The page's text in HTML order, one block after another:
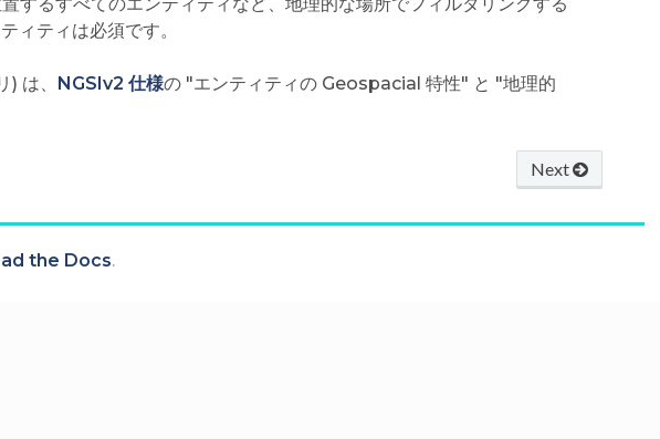
ィティは必須です。
は、 NGSIv2 仕様の "エンティティの Geospacial 特性" と "地理的
Next
the Docs.